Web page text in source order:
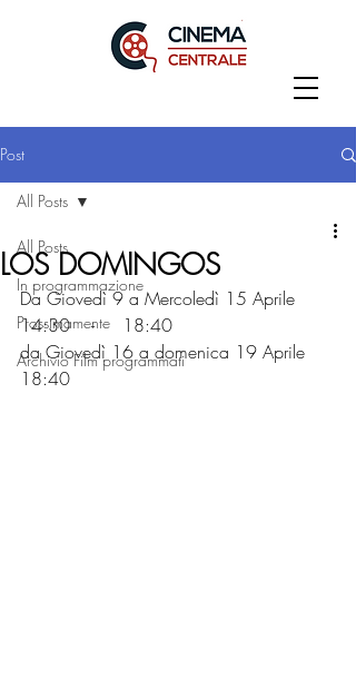
Post
All Posts
In programmazione
Prossimamente
Archivio Film programmati
All Posts
LOS DOMINGOS
Da Giovedì 9 a Mercoledì 15 Aprile
14:30    -     18:40
da Giovedì 16 a domenica 19 Aprile
18:40